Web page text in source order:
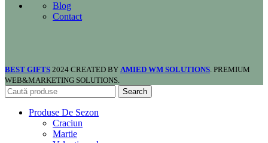
Blog
Contact
BEST GIFTS 2024 CREATED BY AMIED WM SOLUTIONS. PREMIUM
WEB&MARKETING SOLUTIONS.
Search
Produse De Sezon
Craciun
Martie